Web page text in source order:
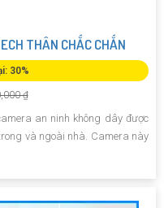
THÂN CHẮC CHẮN
30%
₫
an ninh không dây được
và ngoài nhà. Camera này